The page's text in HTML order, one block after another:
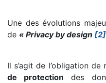
Une des évolutions
de « Privacy by design [2]
Il s’agit de l’obligation
de protection des